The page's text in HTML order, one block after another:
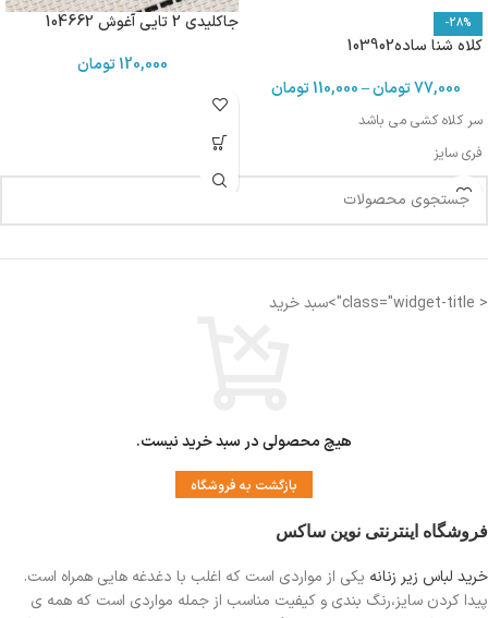
-28%
کلاه شنا ساده103902
77,000تومان–
110,000تومان
سر کلاه کشی می باشد
فری سایز
جاکلیدی 2 تایی آغوش 104662
120,000تومان
< class="widget-title">سبد خرید
هیچ محصولی در سبد خرید نیست.
بازگشت به فروشگاه
فروشگاه اینترنتی نوین ساکس
خرید لباس زیر زنانه یکی از مواردی است که اغلب با دغدغه هایی همراه است.
پیدا کردن سایز،رنگ بندی و کیفیت مناسب از جمله مواردی است که همه ی